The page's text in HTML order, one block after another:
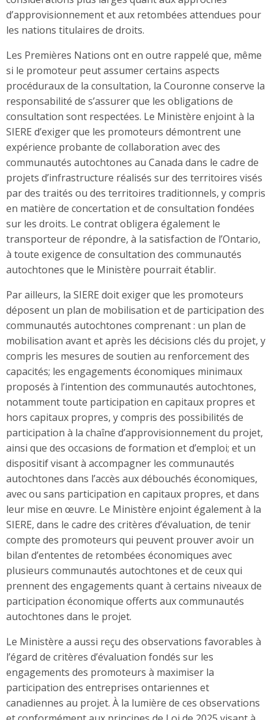
d’approvisionnement et aux retombées attendues pour
les nations titulaires de droits.
Les Premières Nations ont en outre rappelé que, même
si le promoteur peut assumer certains aspects
procéduraux de la consultation, la Couronne conserve la
responsabilité de s’assurer que les obligations de
consultation sont respectées. Le Ministère enjoint à la
SIERE d’exiger que les promoteurs démontrent une
expérience probante de collaboration avec des
communautés autochtones au Canada dans le cadre de
projets d’infrastructure réalisés sur des territoires visés
par des traités ou des territoires traditionnels, y compris
en matière de concertation et de consultation fondées
sur les droits. Le contrat obligera également le
transporteur de répondre, à la satisfaction de l’Ontario,
à toute exigence de consultation des communautés
autochtones que le Ministère pourrait établir.
Par ailleurs, la SIERE doit exiger que les promoteurs
déposent un plan de mobilisation et de participation des
communautés autochtones comprenant : un plan de
mobilisation avant et après les décisions clés du projet, y
compris les mesures de soutien au renforcement des
capacités; les engagements économiques minimaux
proposés à l’intention des communautés autochtones,
notamment toute participation en capitaux propres et
hors capitaux propres, y compris des possibilités de
participation à la chaîne d’approvisionnement du projet,
ainsi que des occasions de formation et d’emploi; et un
dispositif visant à accompagner les communautés
autochtones dans l’accès aux débouchés économiques,
avec ou sans participation en capitaux propres, et dans
leur mise en œuvre. Le Ministère enjoint également à la
SIERE, dans le cadre des critères d’évaluation, de tenir
compte des promoteurs qui peuvent prouver avoir un
bilan d’ententes de retombées économiques avec
plusieurs communautés autochtones et de ceux qui
prennent des engagements quant à certains niveaux de
participation économique offerts aux communautés
autochtones dans le projet.
Le Ministère a aussi reçu des observations favorables à
l’égard de critères d’évaluation fondés sur les
engagements des promoteurs à maximiser la
participation des entreprises ontariennes et
canadiennes au projet. À la lumière de ces observations